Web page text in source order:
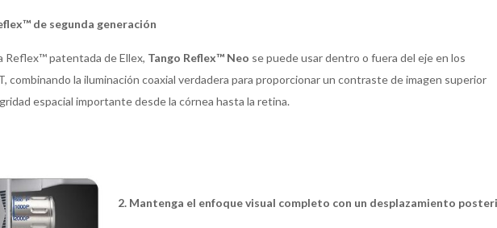
de segunda generación
Reflex™ patentada de Ellex, Tango Reflex™ Neo se puede usar dentro o fuera del eje en los
combinando la iluminación coaxial verdadera para proporcionar un contraste de imagen superior
espacial importante desde la córnea hasta la retina.
2. Mantenga el enfoque visual completo con un desplazamiento